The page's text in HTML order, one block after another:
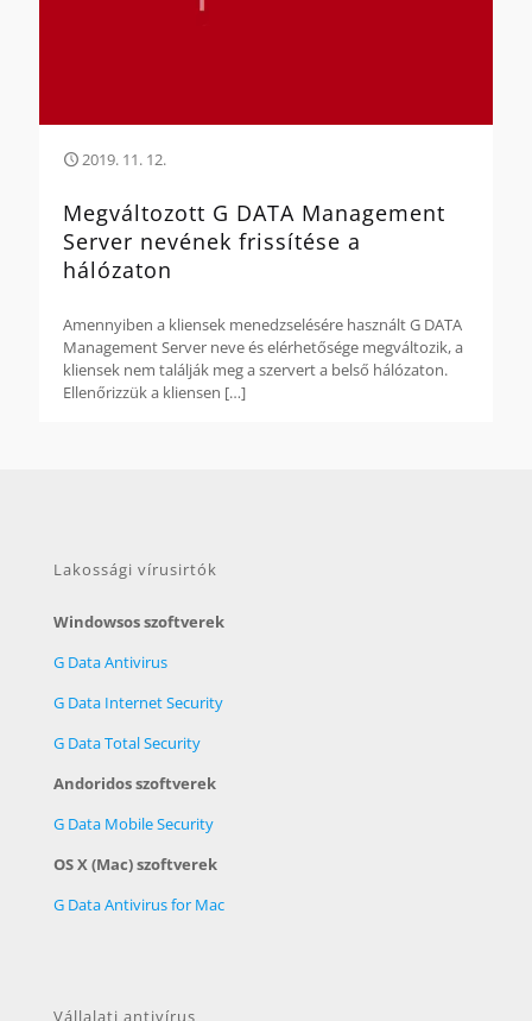
2019. 11. 12.
Megváltozott G DATA Management
Server nevének frissítése a
hálózaton
Amennyiben a kliensek menedzselésére használt G DATA
Management Server neve és elérhetősége megváltozik, a
kliensek nem találják meg a szervert a belső hálózaton.
Ellenőrizzük a kliensen […]
Lakossági vírusirtók
Windowsos szoftverek
G Data Antivirus
G Data Internet Security
G Data Total Security
Andoridos szoftverek
G Data Mobile Security
OS X (Mac) szoftverek
G Data Antivirus for Mac
Vállalati antivírus